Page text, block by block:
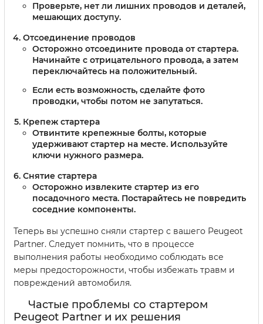
Проверьте, нет ли лишних проводов и деталей,
мешающих доступу.
Отсоединение проводов
Осторожно отсоедините провода от стартера.
Начинайте с отрицательного провода, а затем
переключайтесь на положительный.
Если есть возможность, сделайте фото
проводки, чтобы потом не запутаться.
Крепеж стартера
Отвинтите крепежные болты, которые
удерживают стартер на месте. Используйте
ключи нужного размера.
Снятие стартера
Осторожно извлеките стартер из его
посадочного места. Постарайтесь не повредить
соседние компоненты.
Теперь вы успешно сняли стартер с вашего Peugeot
Partner. Следует помнить, что в процессе
выполнения работы необходимо соблюдать все
меры предосторожности, чтобы избежать травм и
повреждений автомобиля.
Частые проблемы со стартером
Peugeot Partner и их решения